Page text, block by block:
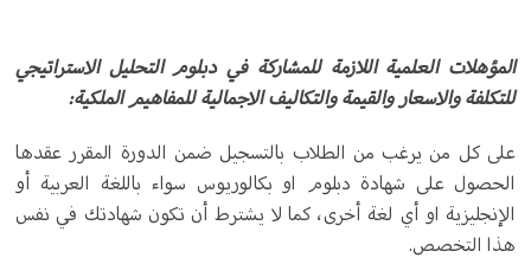
المؤهلات العلمية اللازمة للمشاركة في دبلوم التحليل الاستراتيجي
للتكلفة والاسعار والقيمة والتكاليف الاجمالية للمفاهيم الملكية:
على كل من يرغب من الطلاب بالتسجيل ضمن الدورة المقرر عقدها
الحصول على شهادة دبلوم او بكالوريوس سواء باللغة العربية أو
الإنجليزية او أي لغة أخرى، كما لا يشترط أن تكون شهادتك في نفس
هذا التخصص.